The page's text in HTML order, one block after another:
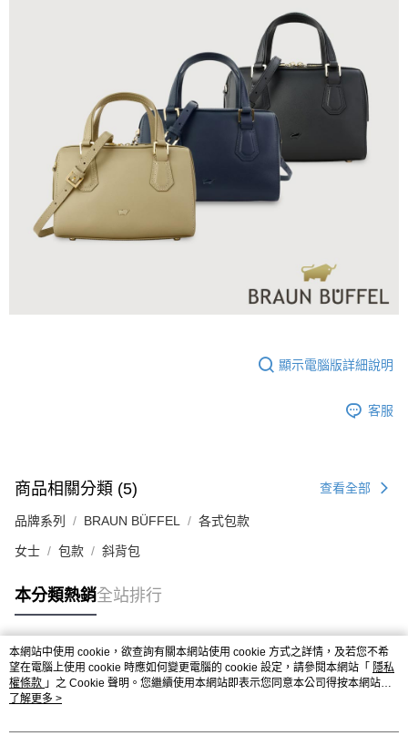
顯示電腦版詳細說明
客服
商品相關分類 (5) 查看全部
品牌系列 BRAUN BÜFFEL 各式包款
女士 包款 斜背包
本分類熱銷全站排行
熱門標籤
本網站中使用 cookie，欲查詢有關本網站使用 cookie 方式之詳情，及若您不希
望在電腦上使用 cookie 時應如何變更電腦的 cookie 設定，請參閱本網站「 隱私
權條款 」之 Cookie 聲明。您繼續使用本網站即表示您同意本公司得按本網站使
用條款之 Cookie 聲明使用 cookie。
了解更多 >